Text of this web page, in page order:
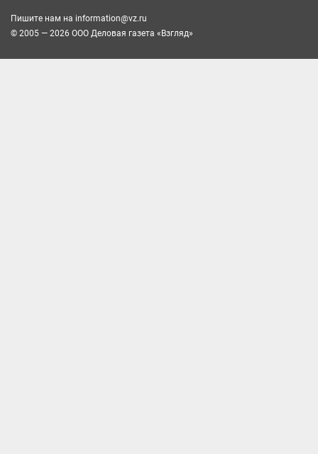
Пишите нам на information@vz.ru
© 2005 — 2026 ООО Деловая газета «Взгляд»